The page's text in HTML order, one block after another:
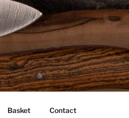
Basket Contact